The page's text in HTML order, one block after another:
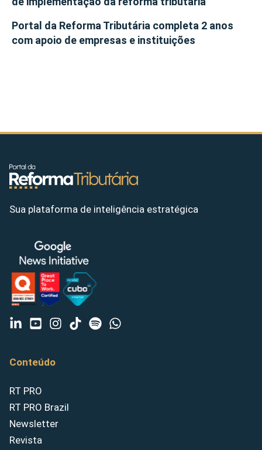
Portal da Reforma Tributária completa 2 anos
com apoio de empresas e instituições
Sua plataforma de inteligência estratégica
Conteúdo
RT PRO
RT PRO Brazil
Newsletter
Revista